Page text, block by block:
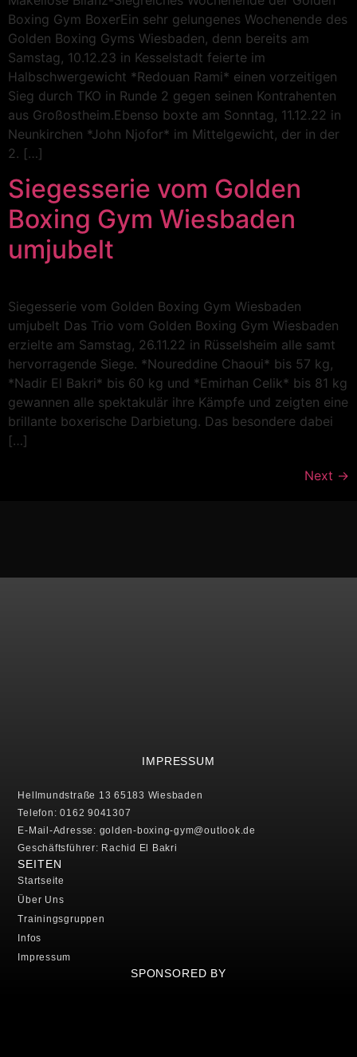
Boxing Gym BoxerEin sehr gelungenes Wochenende des
Golden Boxing Gyms Wiesbaden, denn bereits am
Samstag, 10.12.23 in Kesselstadt feierte im
Halbschwergewicht *Redouan Rami* einen vorzeitigen
Sieg durch TKO in Runde 2 gegen seinen Kontrahenten
aus Großostheim.Ebenso boxte am Sonntag, 11.12.22 in
Neunkirchen *John Njofor* im Mittelgewicht, der in der
2. […]
Siegesserie vom Golden
Boxing Gym Wiesbaden
umjubelt
Siegesserie vom Golden Boxing Gym Wiesbaden
umjubelt Das Trio vom Golden Boxing Gym Wiesbaden
erzielte am Samstag, 26.11.22 in Rüsselsheim alle samt
hervorragende Siege. *Noureddine Chaoui* bis 57 kg,
*Nadir El Bakri* bis 60 kg und *Emirhan Celik* bis 81 kg
gewannen alle spektakulär ihre Kämpfe und zeigten eine
brillante boxerische Darbietung. Das besondere dabei
[…]
Next →
IMPRESSUM
Hellmundstraße 13 65183 Wiesbaden
Telefon: 0162 9041307
E-Mail-Adresse: golden-boxing-gym@outlook.de
Geschäftsführer: Rachid El Bakri
SEITEN
Startseite
Über Uns
Trainingsgruppen
Infos
Impressum
SPONSORED BY